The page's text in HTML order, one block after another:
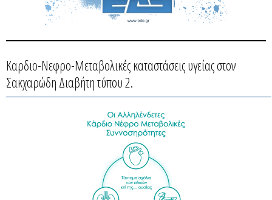
Καρδιο-Νεφρο-Μεταβολικές καταστάσεις υγείας στον
Σακχαρώδη Διαβήτη τύπου 2.